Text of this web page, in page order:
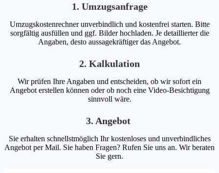
1. Umzugsanfrage
Umzugskostenrechner unverbindlich und kostenfrei starten. Bitte
sorgfältig ausfüllen und ggf. Bilder hochladen. Je detaillierter die
Angaben, desto aussagekräftiger das Angebot.
2. Kalkulation
Wir prüfen Ihre Angaben und entscheiden, ob wir sofort ein
Angebot erstellen können oder ob noch eine Video-Besichtigung
sinnvoll wäre.
3. Angebot
Sie erhalten schnellstmöglich Ihr kostenloses und unverbindliches
Angebot per Mail. Sie haben Fragen? Rufen Sie uns an. Wir beraten
Sie gern.